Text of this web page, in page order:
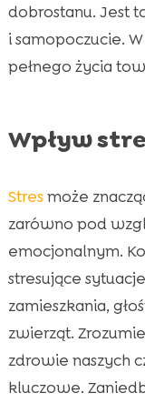
dobrostanu. Jest
i samopoczucie.
pełnego życia
Wpływ
Stresmoże
zarówno pod
emocjonalnym.
stresujące
zamieszkania,
zwierząt.
zdrowie naszych
kluczowe.